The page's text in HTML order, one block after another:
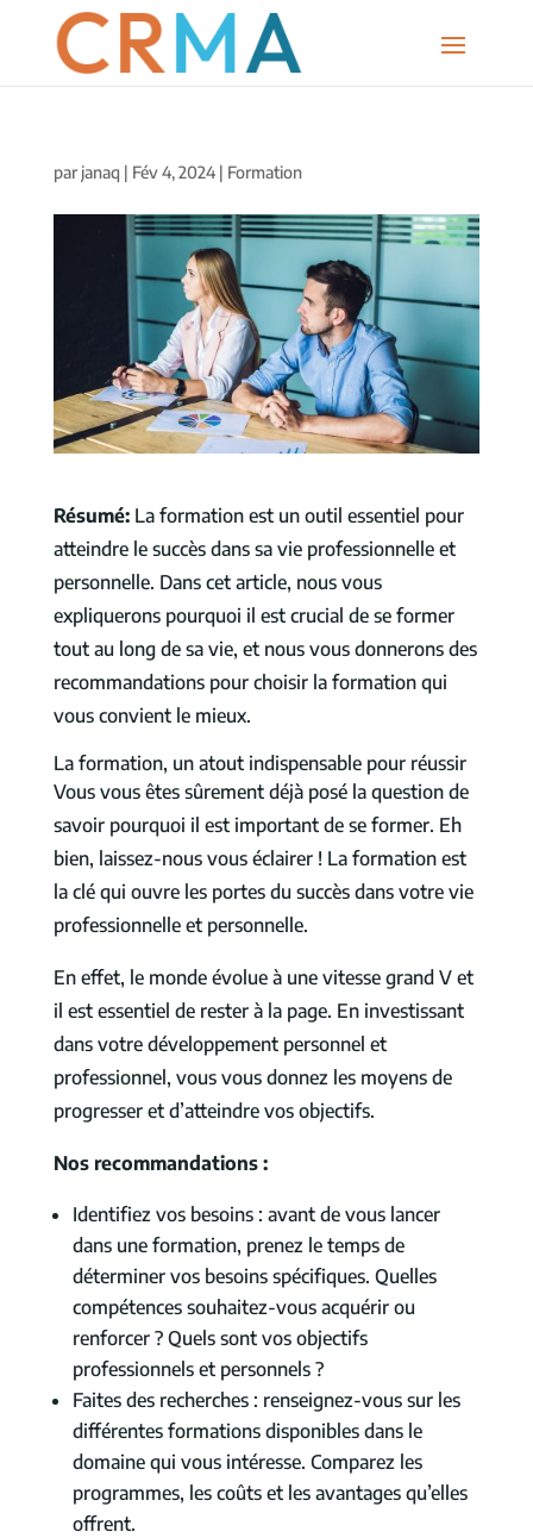
par janaq | Fév 4, 2024| Formation
Résumé:La formation est un outil essentiel pour
atteindre le succès dans sa vie professionnelle et
personnelle. Dans cet article, nous vous
expliquerons pourquoi il est crucial de se former
tout au long de sa vie, et nous vous donnerons des
recommandations pour choisir la formation qui
vous convient le mieux.
La formation, un atout indispensable pour réussir
Vous vous êtes sûrement déjà posé la question de
savoir pourquoi il est important de se former. Eh
bien, laissez-nous vous éclairer ! La formation est
la clé qui ouvre les portes du succès dans votre vie
professionnelle et personnelle.
En effet, le monde évolue à une vitesse grand V et
il est essentiel de rester à la page. En investissant
dans votre développement personnel et
professionnel, vous vous donnez les moyens de
progresser et d’atteindre vos objectifs.
Nos recommandations :
Identifiez vos besoins : avant de vous lancer
dans une formation, prenez le temps de
déterminer vos besoins spécifiques. Quelles
compétences souhaitez-vous acquérir ou
renforcer ? Quels sont vos objectifs
professionnels et personnels ?
Faites des recherches : renseignez-vous sur les
différentes formations disponibles dans le
domaine qui vous intéresse. Comparez les
programmes, les coûts et les avantages qu’elles
offrent.